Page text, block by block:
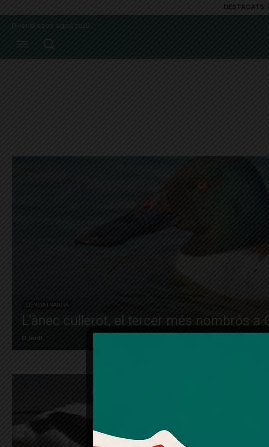
DESTACATS:
Divendres 07, agost 2026
CIÈNCIA I NATURA
L’ànec cullerot, el tercer més nombrós a
El Jardí
L’ànec
originari de
Amb el
nostra